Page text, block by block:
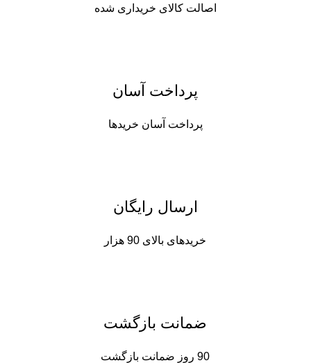
اصالت کالای خریداری شده
پرداخت آسان
پرداخت آسان خریدها
ارسال رایگان
خریدهای بالای 90 هزار
ضمانت بازگشت
90 روز ضمانت بازگشت